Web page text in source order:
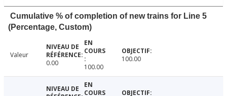
Cumulative % of completion of new trains for Line 5
(Percentage, Custom)
Valeur
0.00
100.00
100.00